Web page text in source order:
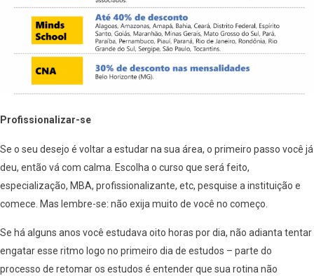
Profissionalizar-se
Se o seu desejo é voltar a estudar na sua área, o primeiro passo você já
deu, então vá com calma. Escolha o curso que será feito,
especialização, MBA, profissionalizante, etc, pesquise a instituição e
comece. Mas lembre-se: não exija muito de você no começo.
Se há alguns anos você estudava oito horas por dia, não adianta tentar
engatar esse ritmo logo no primeiro dia de estudos – parte do
processo de retomar os estudos é entender que sua rotina não